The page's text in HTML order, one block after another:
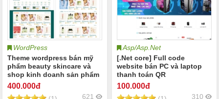
WordPress
Theme wordpress bán mỹ
phẩm beauty skincare và
shop kinh doanh sản phẩm
chăm sóc sắc đẹp mỹ phẩm
beauty Source code website
400.000đ
621
Asp/Asp.Net
[.Net core] Full code
website bán PC và laptop
thanh toán QR
100.000đ
310